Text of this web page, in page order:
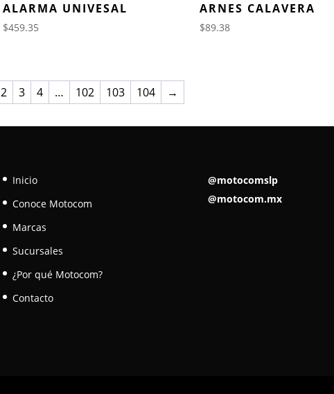
ALARMA UNIVESAL
$459.35
ARNES CALAVERA
$89.38
2 3 4 … 102 103 104 →
Inicio
Conoce Motocom
Marcas
Sucursales
¿Por qué Motocom?
Contacto
@motocomslp
@motocom.mx